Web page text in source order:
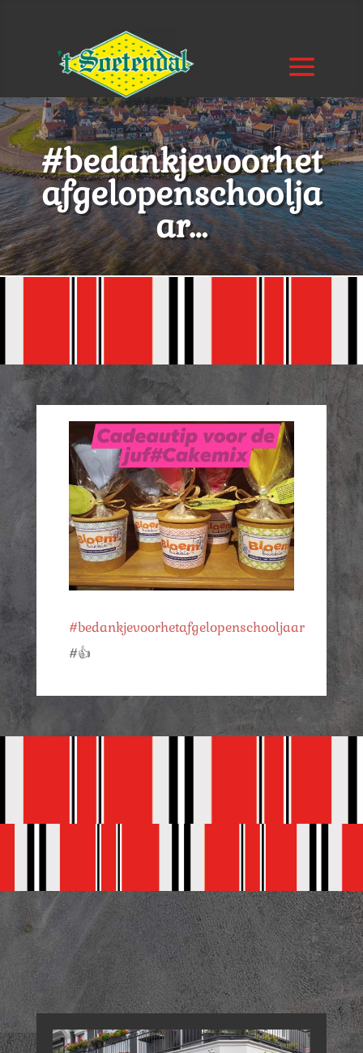
#bedankjevoorhet
afgelopenschoolja
ar…
#bedankjevoorhetafgelopenschooljaar
#👍